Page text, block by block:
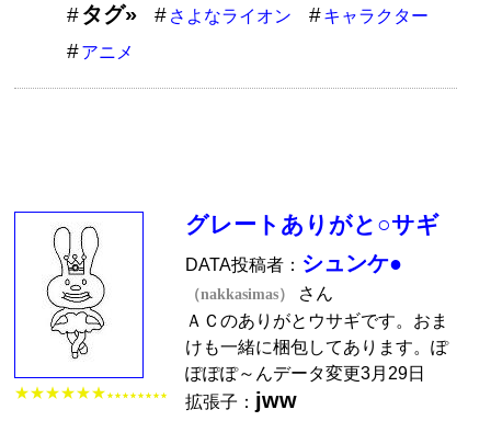
タグ» さよなライオン
キャラクター
アニメ
★★★★★★ ★★★★★★★★
グレートありがと○サギ
DATA投稿者： シュンケ●
（nakkasimas）
さん
ＡＣのありがとウサギです。おま
けも一緒に梱包してあります。ぽ
ぽぽぽ～んデータ変更3月29日
拡張子： jww